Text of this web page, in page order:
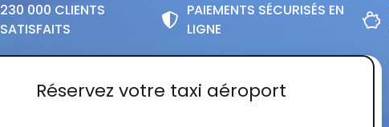
230 000 CLIENTS
SATISFAITS
PAIEMENTS SÉCURISÉS EN
LIGNE
Réservez votre taxi aéroport